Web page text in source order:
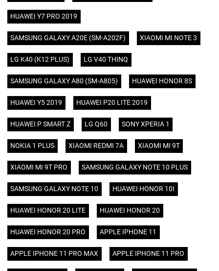
HUAWEI Y7 PRO 2019
SAMSUNG GALAXY A20E (SM-A202F) XIAOMI MI NOTE 3
LG K40 (K12 PLUS) LG V40 THINQ
SAMSUNG GALAXY A80 (SM-A805) HUAWEI HONOR 8S
HUAWEI Y5 2019 HUAWEI P20 LITE 2019
HUAWEI P SMART Z LG Q60 SONY XPERIA 1
NOKIA 1 PLUS XIAOMI REDMI 7A XIAOMI MI 9T
XIAOMI MI 9T PRO SAMSUNG GALAXY NOTE 10 PLUS
SAMSUNG GALAXY NOTE 10 HUAWEI HONOR 10I
HUAWEI HONOR 20 LITE HUAWEI HONOR 20
HUAWEI HONOR 20 PRO APPLE IPHONE 11
APPLE IPHONE 11 PRO MAX APPLE IPHONE 11 PRO